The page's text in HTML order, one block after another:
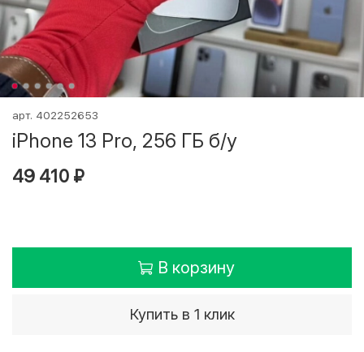
арт. 402252653
iPhone 13 Pro, 256 ГБ б/у
49 410 ₽
В корзину
Купить в 1 клик